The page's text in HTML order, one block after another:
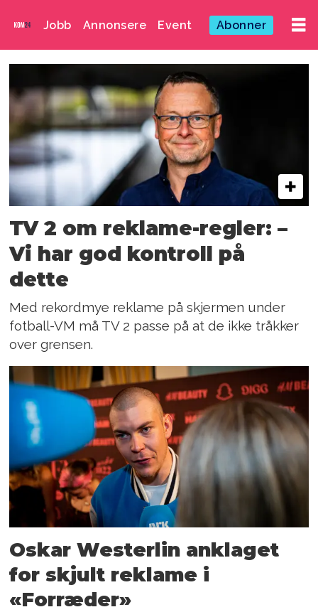
Jobb Annonsere Event Abonner
Emne:
jan-
petter
dahl
TV 2 om reklame-regler: –
Vi har god kontroll på
dette
Med rekordmye reklame på skjermen under
fotball-VM må TV 2 passe på at de ikke tråkker
over grensen.
Oskar Westerlin anklaget
for skjult reklame i
«Forræder»